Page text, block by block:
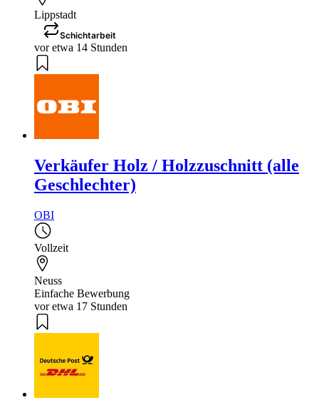
Lippstadt
Schichtarbeit
vor etwa 14 Stunden
Verkäufer Holz / Holzzuschnitt (alle
Geschlechter)
OBI
Vollzeit
Neuss
Einfache Bewerbung
vor etwa 17 Stunden